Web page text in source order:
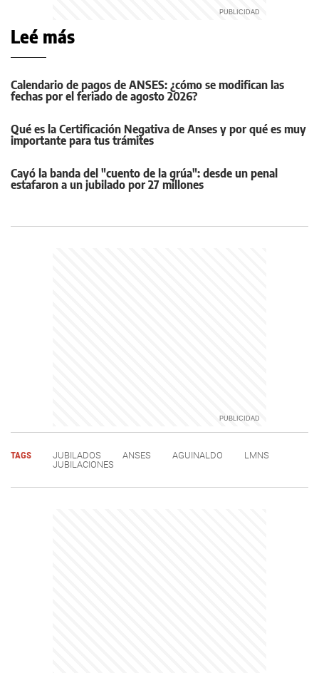
Leé más
Calendario de pagos de ANSES: ¿cómo se modifican las
fechas por el feriado de agosto 2026?
Qué es la Certificación Negativa de Anses y por qué es muy
importante para tus trámites
Cayó la banda del "cuento de la grúa": desde un penal
estafaron a un jubilado por 27 millones
TAGS JUBILADOS ANSES AGUINALDO
LMNS
JUBILACIONES